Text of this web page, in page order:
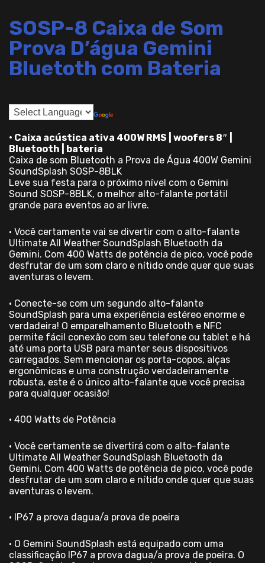
SOSP-8 Caixa de Som
Prova D’água Gemini
Bluetoth com Bateria
• Caixa acústica ativa 400W RMS | woofers 8″ |
Bluetooth | bateria
Caixa de som Bluetooth a Prova de Água 400W Gemini
SoundSplash SOSP-8BLK
Leve sua festa para o próximo nível com o Gemini
Sound SOSP-8BLK, o melhor alto-falante portátil
grande para eventos ao ar livre.
• Você certamente vai se divertir com o alto-falante
Ultimate All Weather SoundSplash Bluetooth da
Gemini. Com 400 Watts de potência de pico, você pode
desfrutar de um som claro e nítido onde quer que suas
aventuras o levem.
• Conecte-se com um segundo alto-falante
SoundSplash para uma experiência estéreo enorme e
verdadeira! O emparelhamento Bluetooth e NFC
permite fácil conexão com seu telefone ou tablet e há
até uma porta USB para manter seus dispositivos
carregados. Sem mencionar os porta-copos, alças
ergonômicas e uma construção verdadeiramente
robusta, este é o único alto-falante que você precisa
para qualquer ocasião!
• 400 Watts de Potência
• Você certamente se divertirá com o alto-falante
Ultimate All Weather SoundSplash Bluetooth da
Gemini. Com 400 Watts de potência de pico, você pode
desfrutar de um som claro e nítido onde quer que suas
aventuras o levem.
• IP67 a prova dagua/a prova de poeira
• O Gemini SoundSplash está equipado com uma
classificação IP67 a prova dagua/a prova de poeira. O